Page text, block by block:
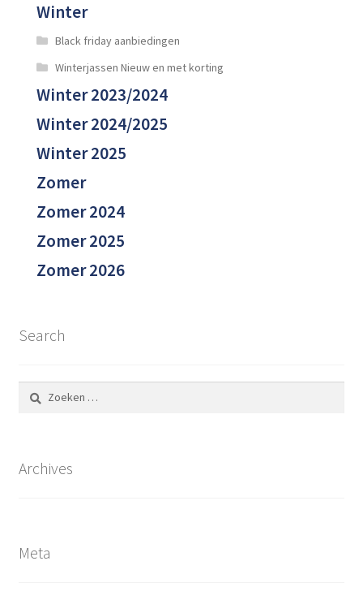
Winter
Black friday aanbiedingen
Winterjassen Nieuw en met korting
Winter 2023/2024
Winter 2024/2025
Winter 2025
Zomer
Zomer 2024
Zomer 2025
Zomer 2026
Search
Zoeken
naar:
Archives
Meta